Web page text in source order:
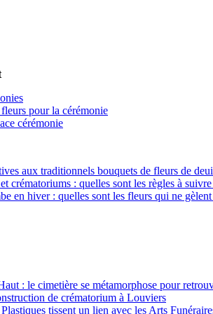
pour la cérémonie
cérémonie
aux traditionnels bouquets de fleurs de
crématoriums : quelles sont les règles à
en hiver : quelles sont les fleurs qui ne gèlent
: le cimetière se métamorphose pour
de crématorium à Louviers
tissent un lien avec les Arts